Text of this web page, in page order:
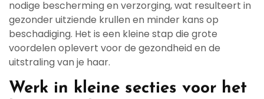
nodige bescherming en verzorging, wat resulteert in
gezonder uitziende krullen en minder kans op
beschadiging. Het is een kleine stap die grote
voordelen oplevert voor de gezondheid en de
uitstraling van je haar.
Werk in kleine secties voor het